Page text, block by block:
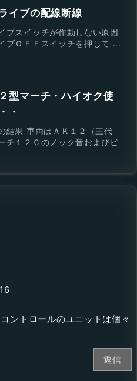
イブの配線断線
ブスイッチが作動しない原因
ブＯＦＦスイッチを押して ...
型マーチ・ハイオク使
・
結果 車両はＡＫ１２（三代
チ１２Ｃのノック音およびビ
ントロールのユニットは個々
返信